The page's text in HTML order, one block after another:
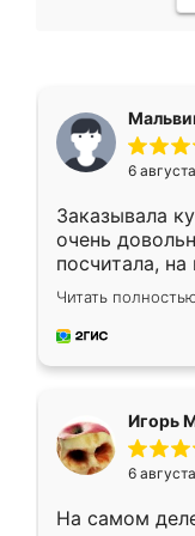
6
Заказывала
очень
посчитала,
Замерщик
делу со всей
за день,
Читать
Игорь
6
На самом